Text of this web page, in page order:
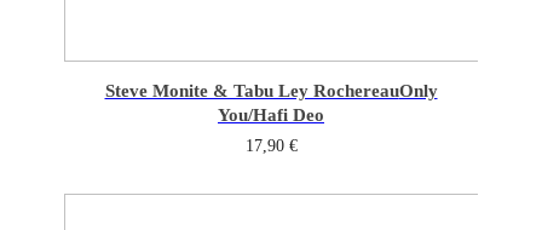
Steve Monite & Tabu Ley RochereauOnly
You/Hafi Deo
17,90 €